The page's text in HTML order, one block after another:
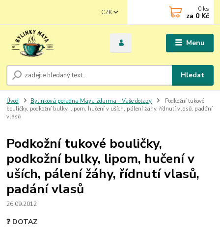
Menu
CZK
Hledat
0 ks
za 0 Kč
Úvod Bylinková poradna Maya zdarma - Vaše dotazy
Podkožní tukové
bouličky, podkožní bulky, lipom, hučení v uších, pálení žáhy, řídnutí vlasů, padání
vlasů
Podkožní tukové bouličky,
podkožní bulky, lipom, hučení v
uších, pálení žáhy, řídnutí vlasů,
padání vlasů
26.09.2012
❓ DOTAZ